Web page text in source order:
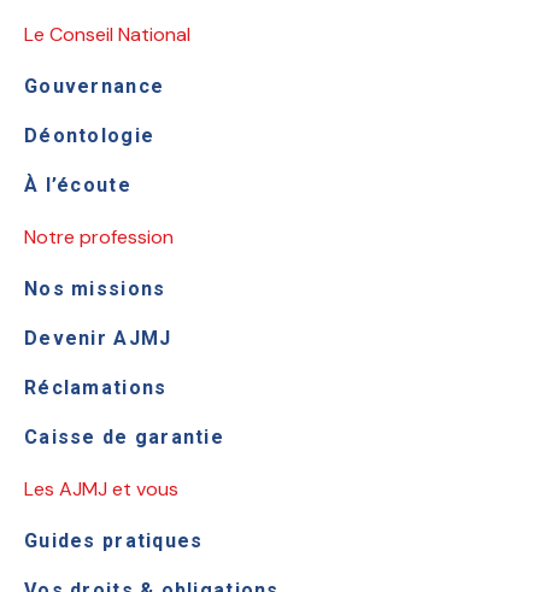
Le Conseil National
Gouvernance
Déontologie
À l’écoute
Notre profession
Nos missions
Devenir AJMJ
Réclamations
Caisse de garantie
Les AJMJ et vous
Guides pratiques